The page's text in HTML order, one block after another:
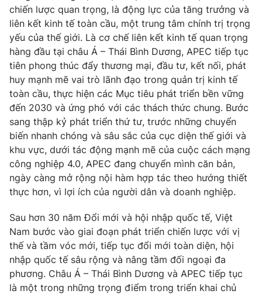
chiến lược quan trọng, là động lực của tăng trưởng và
liên kết kinh tế toàn cầu, một trung tâm chính trị trọng
yếu của thế giới. Là cơ chế liên kết kinh tế quan trọng
hàng đầu tại châu Á – Thái Bình Dương, APEC tiếp tục
tiên phong thúc đẩy thương mại, đầu tư, kết nối, phát
huy mạnh mẽ vai trò lãnh đạo trong quản trị kinh tế
toàn cầu, thực hiện các Mục tiêu phát triển bền vững
đến 2030 và ứng phó với các thách thức chung. Bước
sang thập kỷ phát triển thứ tư, trước những chuyển
biến nhanh chóng và sâu sắc của cục diện thế giới và
khu vực, dưới tác động mạnh mẽ của cuộc cách mạng
công nghiệp 4.0, APEC đang chuyển mình căn bản,
ngày càng mở rộng nội hàm hợp tác theo hướng thiết
thực hơn, vì lợi ích của người dân và doanh nghiệp.
Sau hơn 30 năm Đổi mới và hội nhập quốc tế, Việt
Nam bước vào giai đoạn phát triển chiến lược với vị
thế và tầm vóc mới, tiếp tục đổi mới toàn diện, hội
nhập quốc tế sâu rộng và nâng tầm đối ngoại đa
phương. Châu Á – Thái Bình Dương và APEC tiếp tục
là một trong những trọng điểm trong triển khai chủ